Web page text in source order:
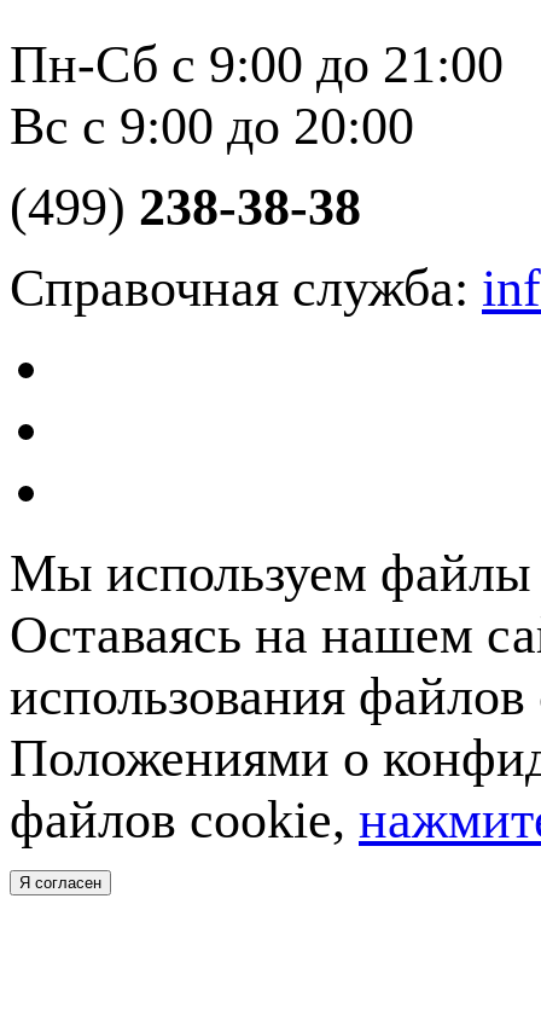
Пн-Сб с 9:00 до 21:00
Вс с 9:00 до 20:00
(499) 238-38-38
Справочная служба:
Мы используем файлы
Оставаясь на нашем
использования
Положениями о
файлов cookie,
Я согласен